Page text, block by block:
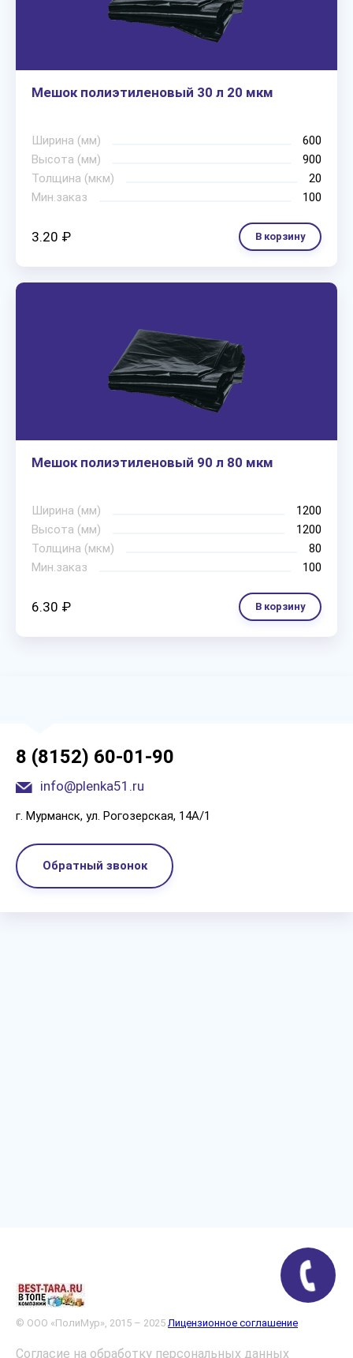
Мешок полиэтиленовый 30 л 20 мкм
Ширина (мм)
600
Высота (мм)
900
Толщина (мкм)
20
Мин.заказ
100
3.20 ₽ В корзину
Мешок полиэтиленовый 90 л 80 мкм
Ширина (мм)
1200
Высота (мм)
1200
Толщина (мкм)
80
Мин.заказ
100
6.30 ₽ В корзину
8 (8152) 60-01-90
info@plenka51.ru
г. Мурманск, ул. Рогозерская, 14А/1
Обратный звонок
© ООО «ПолиМур», 2015 – 2025 Лицензионное соглашение
Согласие на обработку персональных данных